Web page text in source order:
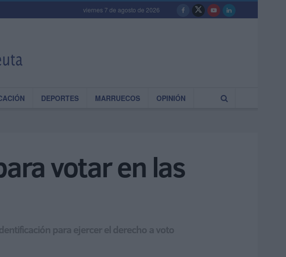
viernes 7 de agosto de 2026
DEPORTES MARRUECOS OPINIÓN
votar en las
para ejercer el derecho a voto